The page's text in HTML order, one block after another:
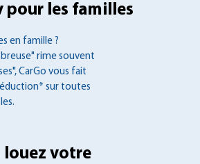
pour les familles
en famille ?
rime souvent
CarGo vous fait
sur toutes
louez votre